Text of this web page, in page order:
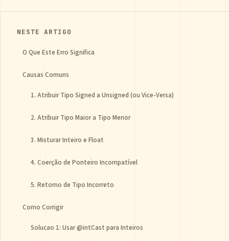
NESTE ARTIGO
O Que Este Erro Significa
Causas Comuns
1. Atribuir Tipo Signed a Unsigned (ou Vice-Versa)
2. Atribuir Tipo Maior a Tipo Menor
3. Misturar Inteiro e Float
4. Coerção de Ponteiro Incompatível
5. Retorno de Tipo Incorreto
Como Corrigir
Solucao 1: Usar @intCast para Inteiros